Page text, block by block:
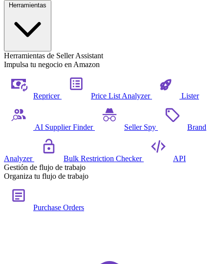
Herramientas de Seller Assistant
Impulsa tu negocio en Amazon
Repricer Price List Analyzer Lister
AI Supplier Finder Seller Spy Brand
Analyzer Bulk Restriction Checker
API
Gestión de flujo de trabajo
Organiza tu flujo de trabajo
Purchase Orders